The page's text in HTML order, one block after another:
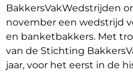
BakkersVakWedstrijden
november een wedstrijd
en banketbakkers. Met
van de Stichting
jaar, voor het eerst in de